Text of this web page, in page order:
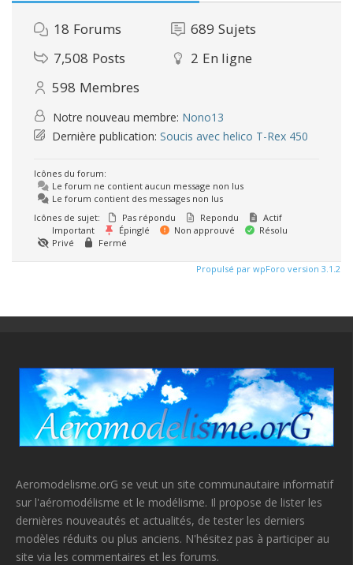
18 Forums 689 Sujets
7,508 Posts 2 En ligne
598 Membres
Notre nouveau membre: Nono13
Dernière publication: Soucis avec helico T-Rex 450
Icônes du forum:
Le forum ne contient aucun message non lus
Le forum contient des messages non lus
Icônes de sujet:
Pas répondu Repondu
Actif
Important
Épinglé Non approuvé
Résolu
Privé
Fermé
Propulsé par wpForo version 3.1.2
Aeromodelisme.orG se veut un site communautaire informatif
sur l'aéromodélisme et le modélisme. Il propose de lister les
dernières nouveautés et actualités, de tester les derniers
modèles réduits ou plus anciens. N'hésitez pas à participer au
site via les commentaires et les forums.